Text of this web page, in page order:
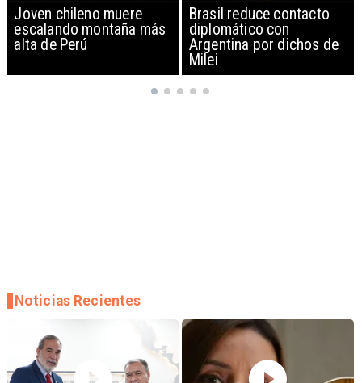
Brasil reduce contacto
diplomático con
Argentina por dichos de
China restringe
exportación de drones a
EEUU y sanciona
empresas
Noticias Recientes